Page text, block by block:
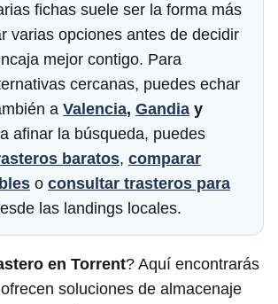
fichas suele ser la forma más
varias opciones antes de decidir
mejor contigo. Para
cercanas, puedes echar
a Valencia, Gandia y
afinar la búsqueda, puedes
baratos, comparar
o consultar trasteros para
las landings locales.
en Torrent? Aquí encontrarás
soluciones de almacenaje